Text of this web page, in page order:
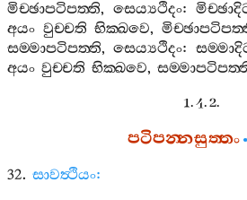
මිච‍්ඡාපටිපත‍්ති, සෙය්‍යථිදං:
අයං වුච‍්චති භික‍්ඛවෙ,
සම‍්මාපටිපත‍්ති, සෙය්‍යථිදං:
අයං වුච‍්චති භික‍්ඛවෙ,
1. 4. 2.
පටිපන‍්නසුත‍්තං
32. සාවත්‍ථියං: